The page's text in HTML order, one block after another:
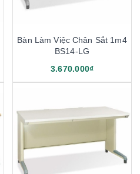
Bàn Làm Việc Chân Sắt 1m4
BS14-LG
3.670.000₫